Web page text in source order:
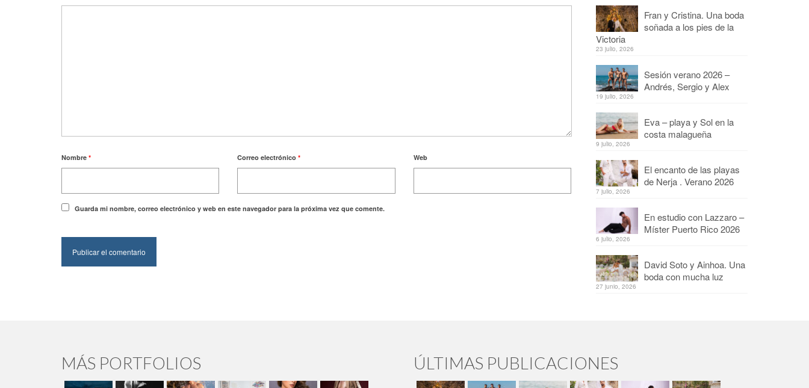
Nombre * Correo electrónico* Web
Guarda mi nombre, correo electrónico y web en este navegador para la próxima vez que comente.
Fran y Cristina. Una boda
soñada a los pies de la
Victoria
23 julio, 2026
Sesión verano 2026 –
Andrés, Sergio y Alex
19 julio, 2026
Eva – playa y Sol en la
costa malagueña
9 julio, 2026
El encanto de las playas
de Nerja . Verano 2026
7 julio, 2026
En estudio con Lazzaro –
Míster Puerto Rico 2026
6 julio, 2026
David Soto y Ainhoa. Una
boda con mucha luz
27 junio, 2026
MÁS PORTFOLIOS ÚLTIMAS PUBLICACIONES